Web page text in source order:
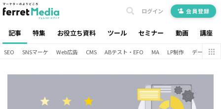
記事 特集 お役立ち資料 ツール セミナー 動画 講座
ログイン 会員登録
SEO SNSマーケ Web広告 CMS ABテスト・EFO MA LP制作 データ分析